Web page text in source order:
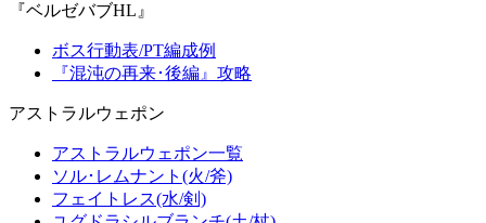
『ベルゼバブHL』
ボス行動表/PT編成例
『混沌の再来･後編』攻略
アストラルウェポン
アストラルウェポン一覧
ソル･レムナント(火/斧)
フェイトレス(水/剣)